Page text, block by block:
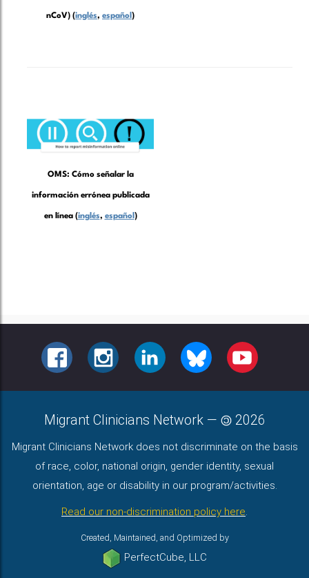
nCoV) (inglés, español )
OMS: Cómo señalar la
información errónea publicada
en línea (inglés, español )
FACEBOOKINSTAGRAMLINKEDIN BLUESKY YOUTUBE
Migrant Clinicians Network — 2026
Migrant Clinicians Network does not discriminate on the basis
of race, color, national origin, gender identity, sexual
orientation, age or disability in our program/activities.
Read our non-discrimination policy here.
Created, Maintained, and Optimized by
PerfectCube, LLC